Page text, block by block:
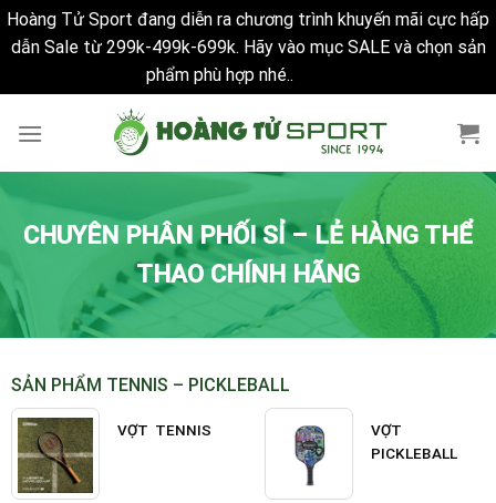
Hoàng Tử Sport đang diễn ra chương trình khuyến mãi cực hấp
dẫn Sale từ 299k-499k-699k. Hãy vào mục SALE và chọn sản
phẩm phù hợp nhé..
CHUYÊN PHÂN PHỐI SỈ – LẺ HÀNG THỂ
THAO CHÍNH HÃNG
SẢN PHẨM TENNIS – PICKLEBALL
VỢT TENNIS
VỢT
PICKLEBALL